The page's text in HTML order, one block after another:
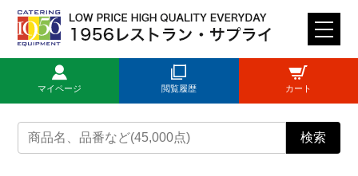
M
E
U
検索
マイページ 閲覧履歴 カート
トップページ